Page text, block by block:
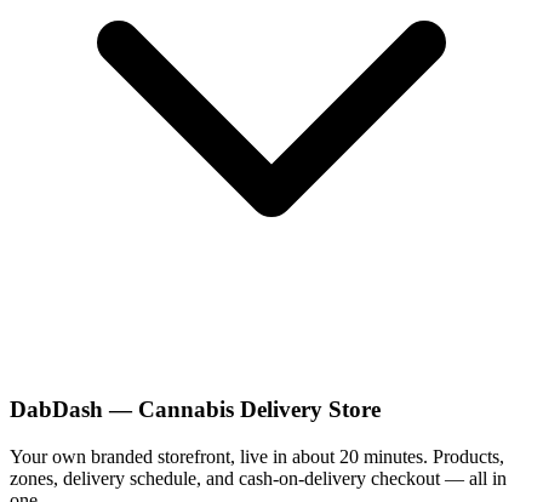
DabDash — Cannabis Delivery Store
Your own branded storefront, live in about 20 minutes. Products,
zones, delivery schedule, and cash-on-delivery checkout — all in